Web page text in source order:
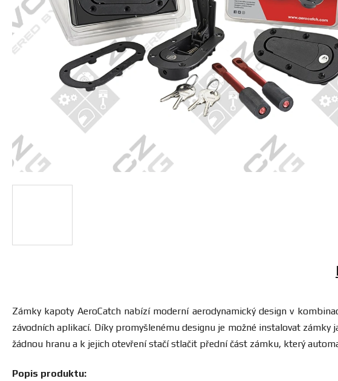
Zámky kapoty AeroCatch nabízí moderní aerodynamický design v
závodních aplikací. Díky promyšlenému designu je možné instalovat
žádnou hranu a k jejich otevření stačí stlačit přední část zámku, který
Popis produktu: